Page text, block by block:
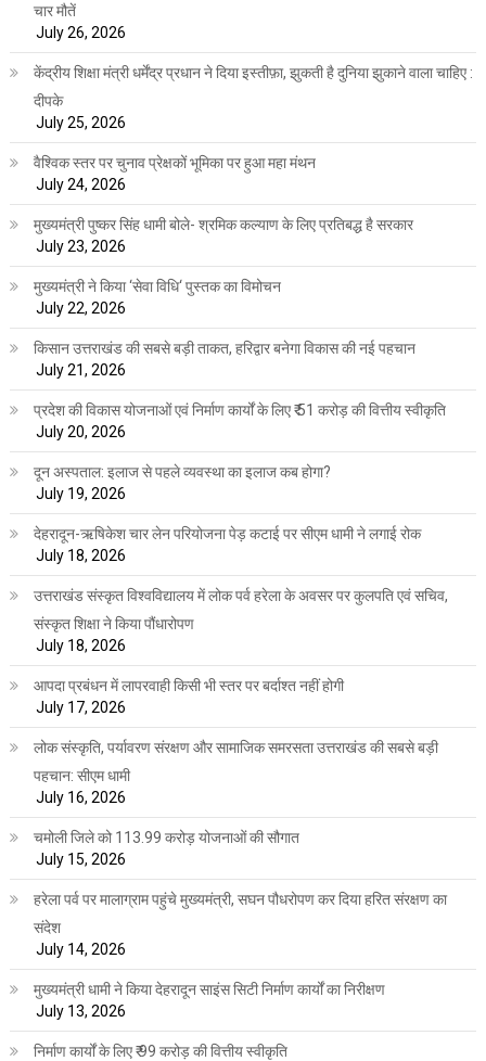
चार मौतें
July 26, 2026
केंद्रीय शिक्षा मंत्री धर्मेंद्र प्रधान ने दिया इस्तीफ़ा, झुकती है दुनिया झुकाने वाला चाहिए :
दीपके
July 25, 2026
वैश्विक स्तर पर चुनाव प्रेक्षकों भूमिका पर हुआ महा मंथन
July 24, 2026
मुख्यमंत्री पुष्कर सिंह धामी बोले- श्रमिक कल्याण के लिए प्रतिबद्ध है सरकार
July 23, 2026
मुख्यमंत्री ने किया ‘सेवा विधि‘ पुस्तक का विमोचन
July 22, 2026
किसान उत्तराखंड की सबसे बड़ी ताकत, हरिद्वार बनेगा विकास की नई पहचान
July 21, 2026
प्रदेश की विकास योजनाओं एवं निर्माण कार्यों के लिए ₹ 51 करोड़ की वित्तीय स्वीकृति
July 20, 2026
दून अस्पताल: इलाज से पहले व्यवस्था का इलाज कब होगा?
July 19, 2026
देहरादून-ऋषिकेश चार लेन परियोजना पेड़ कटाई पर सीएम धामी ने लगाई रोक
July 18, 2026
उत्तराखंड संस्कृत विश्वविद्यालय में लोक पर्व हरेला के अवसर पर कुलपति एवं सचिव,
संस्कृत शिक्षा ने किया पौंधारोपण
July 18, 2026
आपदा प्रबंधन में लापरवाही किसी भी स्तर पर बर्दाश्त नहीं होगी
July 17, 2026
लोक संस्कृति, पर्यावरण संरक्षण और सामाजिक समरसता उत्तराखंड की सबसे बड़ी
पहचान: सीएम धामी
July 16, 2026
चमोली जिले को 113.99 करोड़ योजनाओं की सौगात
July 15, 2026
हरेला पर्व पर मालाग्राम पहुंचे मुख्यमंत्री, सघन पौधरोपण कर दिया हरित संरक्षण का
संदेश
July 14, 2026
मुख्यमंत्री धामी ने किया देहरादून साइंस सिटी निर्माण कार्यों का निरीक्षण
July 13, 2026
निर्माण कार्यों के लिए ₹ 99 करोड़ की वित्तीय स्वीकृति